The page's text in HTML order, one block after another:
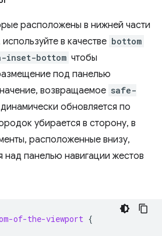
расположены в нижней части
в качестве bottom
inset-bottom чтобы
под панелью
возвращаемое safe-
динамически обновляется по
убирается в сторону, в
расположенные внизу,
над панелью навигации жестов
of-the-viewport {